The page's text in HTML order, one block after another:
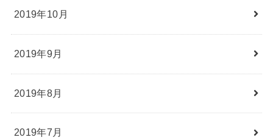
2019年10月
2019年9月
2019年8月
2019年7月